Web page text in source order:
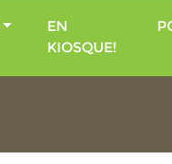
EN
KIOSQUE!